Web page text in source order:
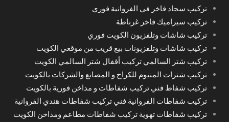
تركيب سجاد فاخر في الفروانية فوري
تركيب سيراميك فاخر غرناطة
تركيب شاشات وتلفزيون الكويت فوري
تركيب شاشات وتلفزيونات بيع قريب من موقعي الكويت
تركيب شتر السالمي تركيب أقفال شتر السالمي الكويت
تركيب شترات المنيوم للكراج و المصانع والشركات بالكويت
تركيب شفاط فني تركيب شفاطات و مداخن فورية بالكويت
تركيب شفاطات الفروانية فني تركيب شفاطات هندي الفروانية
تركيب شفاطات تهوية تركيب شفاطات مطاعم ومداخن الكويت